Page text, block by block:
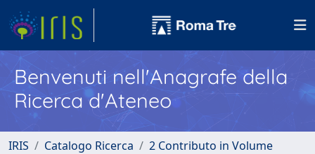
Benvenuti nell'Anagrafe della
Ricerca d'Ateneo
IRIS Catalogo Ricerca
2 Contributo in Volume